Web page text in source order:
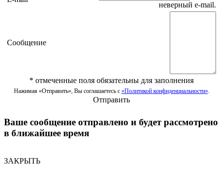
неверный e-mail.
Сообщение
* отмеченные поля обязательны для заполнения
Нажимая «Отправить», Вы соглашаетесь с «Политикой конфиденциальности».
Отправить
Ваше сообщение отправлено и будет рассмотрено
в ближайшее время
ЗАКРЫТЬ